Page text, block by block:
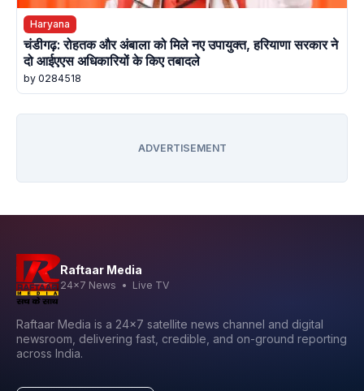
Haryana
चंडीगढ़: रोहतक और अंबाला को मिले नए उपायुक्त, हरियाणा सरकार ने
दो आईएएस अधिकारियों के किए तबादले
by 0284518
ADVERTISEMENT
Raftaar Media
24x7 News • Live TV
Raftaar Media is a 24x7 satellite news channel and digital
newsroom, delivering fast, credible, and on-ground reporting
across India.